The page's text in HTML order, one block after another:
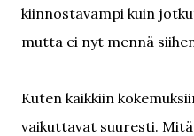
kiinnostavampi kuin
mutta ei nyt mennä
Kuten kaikkiin
vaikuttavat suuresti.